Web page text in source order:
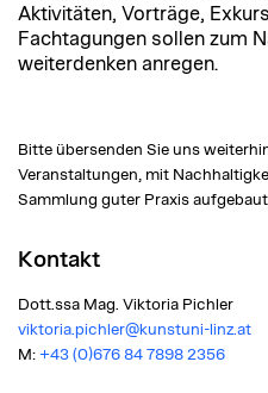
Aktivitäten, Vorträge,
Fachtagungen sollen zum
weiterdenken anregen.
Bitte übersenden Sie uns
Veranstaltungen, mit
Sammlung guter Praxis aufgebaut
Kontakt
Dott.ssa Mag. Viktoria Pichler
viktoria.pichler@kunstuni-linz.at
M: +43 (0)676 84 7898 2356